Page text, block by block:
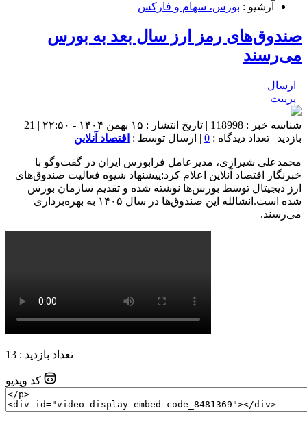
آرشیو : بورس، سهام و فارکس
صندوق‌های رمز ارز سال بعد به بورس
می‌رسند
ارسال
پرینت
شناسه خبر : 118998 | تاریخ انتشار : ۱۵ بهمن ۱۴۰۴ - ۲۲:۵۰ | 21
بازدید | تعداد دیدگاه : 0 | ارسال توسط : اقتصاد آنلاین
محمدعلی شیرازی، مدیرعامل فرابورس ایران در گفت‌و‌گو با
خبرنگار اقتصاد آنلاین اعلام کرد:پیشنهاد شیوه فعالیت صندوق‌های
ارز دیجیتال توسط بورس‌ها نوشته شده و تقدیم سازمان بورس
شده است.انشالله این صندوق‌ها در سال ۱۴۰۵ به بهره‌برداری
می‌رسند.
تعداد بازدید : 13